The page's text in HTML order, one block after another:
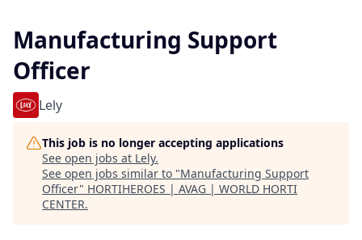
Manufacturing Support
Officer
Lely
This job is no longer accepting applications
See open jobs at Lely.
See open jobs similar to "Manufacturing Support
Officer" HORTIHEROES | AVAG | WORLD HORTI
CENTER.